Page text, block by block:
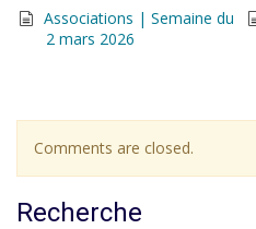
Associations | Semaine du
2 mars 2026
Comments are closed.
Recherche